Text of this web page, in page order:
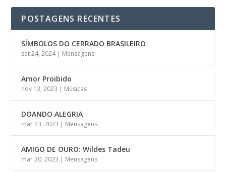
POSTAGENS RECENTES
SÍMBOLOS DO CERRADO BRASILEIRO
set 24, 2024| Mensagens
Amor Proibido
nov 13, 2023 | Músicas
DOANDO ALEGRIA
mar 23, 2023 | Mensagens
AMIGO DE OURO: Wildes Tadeu
mar 20, 2023 | Mensagens